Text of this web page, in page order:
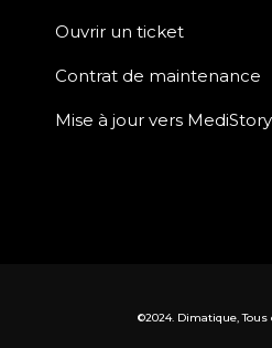
Ouvrir un ticket
Contrat de maintenance
Mise à jour vers
©2024. Dimatique,